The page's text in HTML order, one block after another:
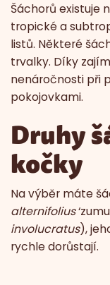
Šáchorů existuje
tropické a
listů. Některé
trvalky. Díky
nenáročnosti při
pokojovkami.
Druhy
kočky
Na výběr máte
alternifolius
involucratus),
rychle dorůstají.